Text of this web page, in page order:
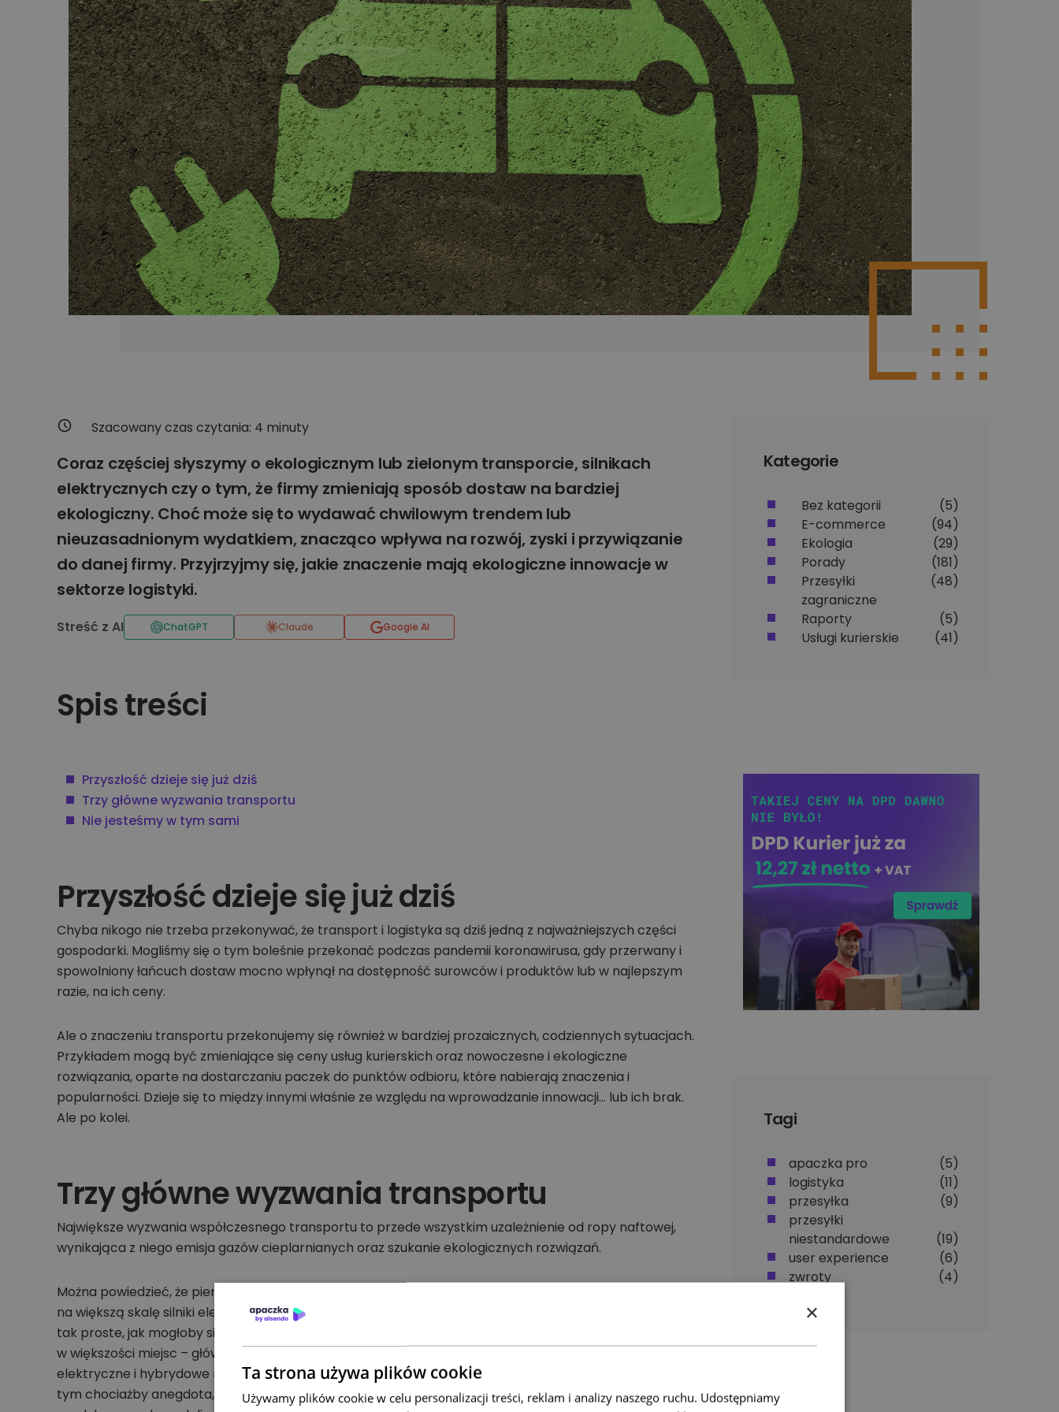
Kurier wielkogabarytowy
Wysyłka opon kurierem Poznaj więcej firm Poznaj więcej integracji
Technologiczne rozwiązania
wysyłkowe dla dużego
biznesu
Apaczka PRO
Apaczka.pl i partnerów
Nowy Panel Klienta
Szacowany czas czytania: 4 minuty
Coraz częściej słyszymy o ekologicznym lub zielonym transporcie, silnikach
elektrycznych czy o tym, że firmy zmieniają sposób dostaw na bardziej
ekologiczny. Choć może się to wydawać chwilowym trendem lub
nieuzasadnionym wydatkiem, znacząco wpływa na rozwój, zyski i przywiązanie
do danej firmy. Przyjrzyjmy się, jakie znaczenie mają ekologiczne innowacje w
sektorze logistyki.
Streść z AI ChatGPT Claude Google AI
Spis treści
Przyszłość dzieje się już dziś
Trzy główne wyzwania transportu
Nie jesteśmy w tym sami
Przyszłość dzieje się już dziś
Chyba nikogo nie trzeba przekonywać, że transport i logistyka są dziś jedną z najważniejszych części
gospodarki. Mogliśmy się o tym boleśnie przekonać podczas pandemii koronawirusa, gdy przerwany i
spowolniony łańcuch dostaw mocno wpłynął na dostępność surowców i produktów lub w najlepszym
razie, na ich ceny.
Ale o znaczeniu transportu przekonujemy się również w bardziej prozaicznych, codziennych sytuacjach.
Przykładem mogą być zmieniające się ceny usług kurierskich oraz nowoczesne i ekologiczne
rozwiązania, oparte na dostarczaniu paczek do punktów odbioru, które nabierają znaczenia i
popularności. Dzieje się to między innymi właśnie ze względu na wprowadzanie innowacji… lub ich brak.
Ale po kolei.
Trzy główne wyzwania transportu
Największe wyzwania współczesnego transportu to przede wszystkim uzależnienie od ropy naftowej,
wynikająca z niego emisja gazów cieplarnianych oraz szukanie ekologicznych rozwiązań.
Można powiedzieć, że pierwsze wyzwanie jest łatwe do rozwiązania – ot, wystarczy zacząć produkować
na większą skalę silniki elektryczne lub wodorowe i problem będzie rozwiązany. Niestety nie jest to aż
tak proste, jak mogłoby się wydawać. Oprócz silników trzeba przystosować także całą infrastrukturę, a
w większości miejsc – głównie poza obszarami miejskimi – wręcz zbudować ją od zera. W dodatku silniki
elektryczne i hybrydowe nie są jeszcze dziś tak wydajne, jak tradycyjne silniki spalinowe. Świadczy o
tym chociażby anegdota, jak mały dystans można pokonać jednym z pierwszych seryjnie
Kategorie
Bez kategorii
(5)
E-commerce
(94)
Ekologia
(29)
Porady
(181)
Przesyłki
zagraniczne
(48)
Raporty
(5)
Usługi kurierskie
(41)
Tagi
apaczka pro
(5)
logistyka
(11)
przesyłka
(9)
przesyłki
niestandardowe
(19)
user experience
(6)
zwroty
(4)
×
Ta strona używa plików cookie
Używamy plików cookie w celu personalizacji treści, reklam i analizy naszego ruchu. Udostępniamy